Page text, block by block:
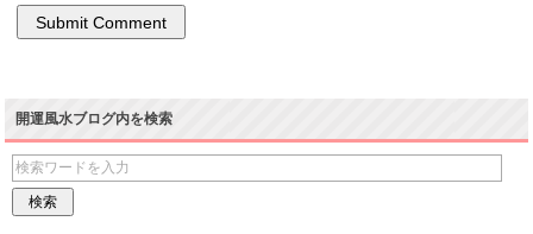
開運風水ブログ内を検索